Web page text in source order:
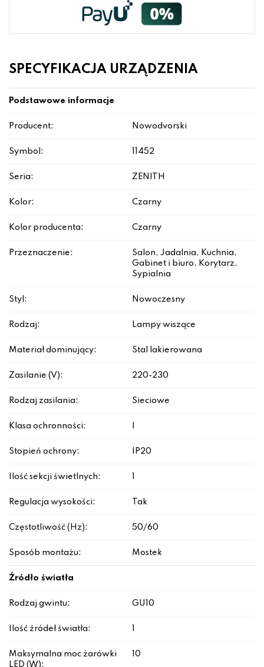
SPECYFIKACJA URZĄDZENIA
Podstawowe informacje
Producent: Nowodvorski
Symbol: 11452
Seria: ZENITH
Kolor: Czarny
Kolor producenta: Czarny
Przeznaczenie:
Salon, Jadalnia, Kuchnia,
Gabinet i biuro, Korytarz,
Sypialnia
Styl: Nowoczesny
Rodzaj: Lampy wiszące
Materiał dominujący: Stal lakierowana
Zasilanie (V): 220-230
Rodzaj zasilania: Sieciowe
Klasa ochronności:
Stopień ochrony: IP20
Ilość sekcji świetlnych:
Regulacja wysokości: Tak
Częstotliwość (Hz): 50/60
Sposób montażu: Mostek
Źródło światła
Rodzaj gwintu: GU10
Ilość źródeł światła:
Maksymalna moc żarówki
LED (W):
10